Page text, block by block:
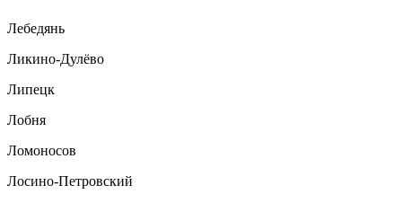
Лебедянь
Ликино-Дулёво
Липецк
Лобня
Ломоносов
Лосино-Петровский